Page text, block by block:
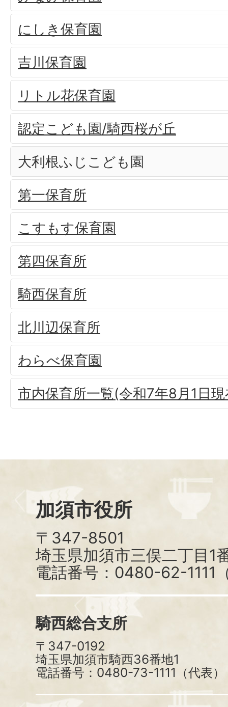
にしき保育園
吉川保育園
リトル花保育園
認定こども園/騎西桜が丘
大利根ふじこども園
第一保育所
こすもす保育園
第四保育所
騎西保育所
北川辺保育所
わらべ保育園
市内保育所一覧(令和7年8月1日
加須市役所
〒347-8501
埼玉県加須市三俣二丁目1
電話番号：0480-62-1111
騎西総合支所
〒347-0192
埼玉県加須市騎西36番地1
電話番号：0480-73-1111（代表）